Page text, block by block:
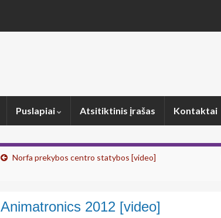
Puslapiai Atsitiktinis įrašas Kontaktai
Norfa prekybos centro statybos [video]
Animatronics 2012 [video]